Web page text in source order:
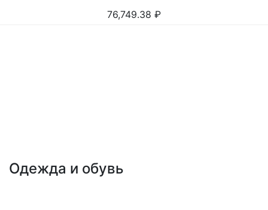
76,749.38 ₽
Одежда и обувь